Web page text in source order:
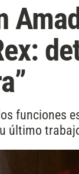
funciones
último